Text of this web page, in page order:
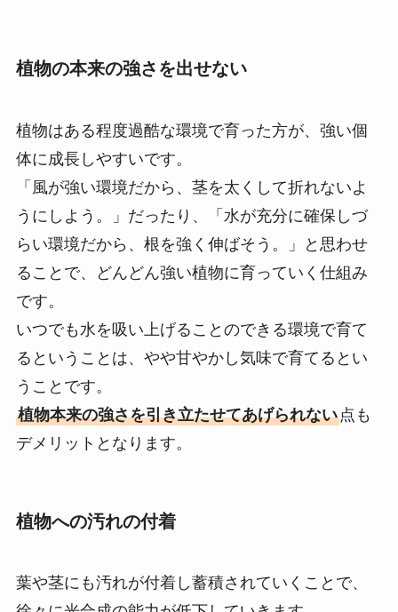
植物の本来の強さを出せない
植物はある程度過酷な環境で育った方が、強い個
体に成長しやすいです。
「風が強い環境だから、茎を太くして折れないよ
うにしよう。」だったり、「水が充分に確保しづ
らい環境だから、根を強く伸ばそう。」と思わせ
ることで、どんどん強い植物に育っていく仕組み
です。
いつでも水を吸い上げることのできる環境で育て
るということは、やや甘やかし気味で育てるとい
うことです。
植物本来の強さを引き立たせてあげられない点も
デメリットとなります。
植物への汚れの付着
葉や茎にも汚れが付着し蓄積されていくことで、